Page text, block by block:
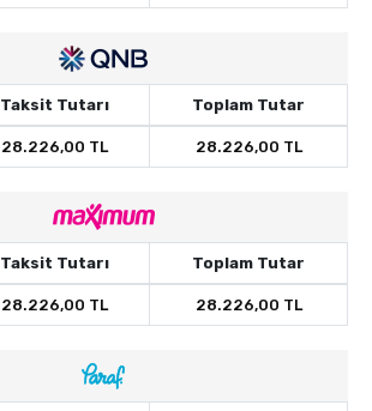
Taksit Tutarı Toplam Tutar
28.226,00 TL 28.226,00 TL
Taksit Tutarı Toplam Tutar
28.226,00 TL 28.226,00 TL